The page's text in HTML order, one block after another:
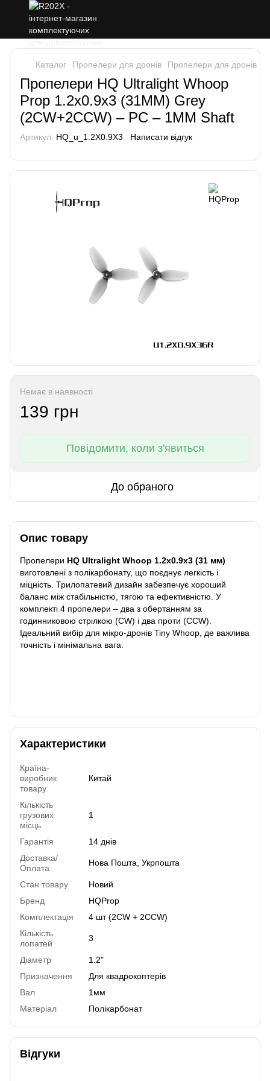
Каталог Пропелери для дронів Пропелери для дронів
Пропелери HQ Ultralight Whoop
Prop 1.2x0.9x3 (31MM) Grey
(2CW+2CCW) – PC – 1MM Shaft
Артикул: HQ_u_1.2X0.9X3 Написати відгук
Немає в наявності
139 грн
Повідомити, коли з'явиться
До обраного
Опис товару
Пропелери HQ Ultralight Whoop 1.2x0.9x3 (31 мм)
виготовлені з полікарбонату, що поєднує легкість і
міцність. Трилопатевий дизайн забезпечує хороший
баланс між стабільністю, тягою та ефективністю. У
комплекті 4 пропелери – два з обертанням за
годинниковою стрілкою (CW) і два проти (CCW).
Ідеальний вибір для мікро-дронів Tiny Whoop, де важлива
точність і мінімальна вага.
Характеристики
Країна-
виробник
товару
Китай
Кількість
грузових
місць
1
Гарантія
14 днів
Доставка/
Оплата
Нова Пошта, Укрпошта
Стан товару
Новий
Бренд
HQProp
Комплектація
4 шт (2CW + 2CCW)
Кількість
лопатей
3
Діаметр
1.2"
Призначення
Для квадрокоптерів
Вал
1мм
Матеріал
Полікарбонат
Відгуки